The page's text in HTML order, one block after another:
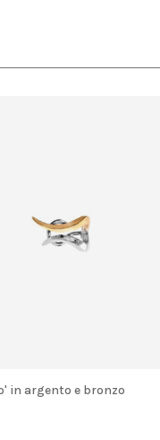
in argento e bronzo